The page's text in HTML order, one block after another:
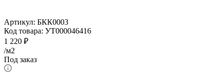
Артикул: БКК0003
Код товара: УТ000046416
1 220 ₽
/м2
Под заказ